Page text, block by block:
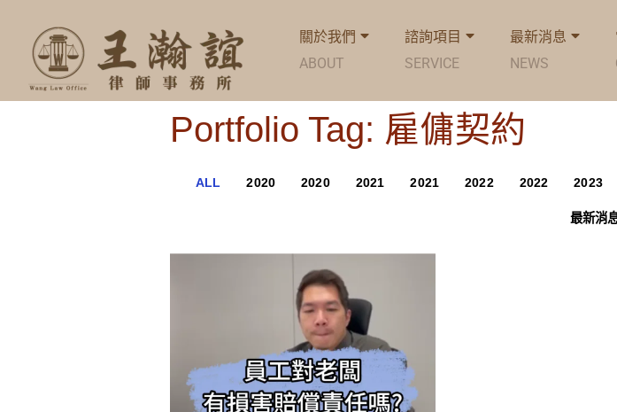
關於我們
ABOUT
諮詢項目
SERVICE
最新消息
NEWS
Portfolio Tag: 雇傭契約
ALL 2020 2020 2021 2021 2022 2022 2023
最新消